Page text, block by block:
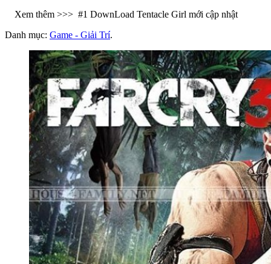
Xem thêm >>> #1 DownLoad Tentacle Girl mới cập nhật
Danh mục: Game - Giải Trí.